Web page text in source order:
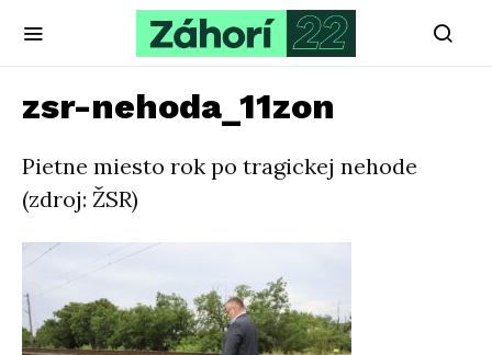
zsr-nehoda_11zon
Pietne miesto rok po tragickej nehode
(zdroj: ŽSR)